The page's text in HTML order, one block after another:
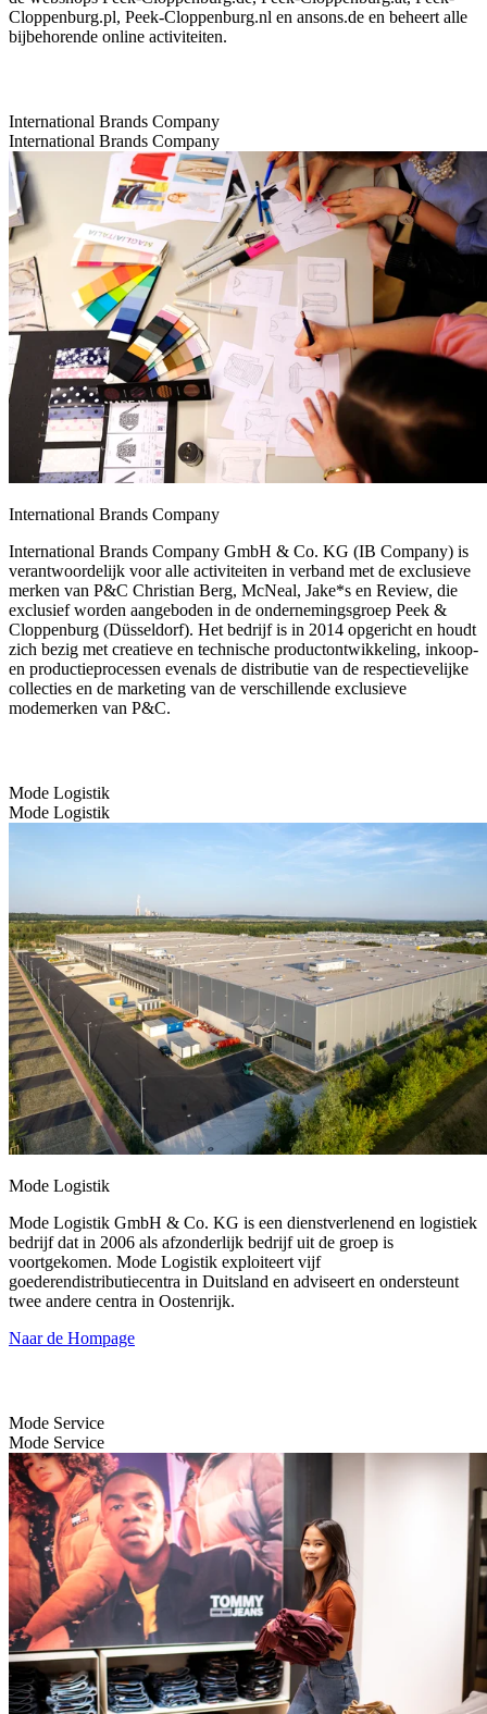
Cloppenburg.pl, Peek-Cloppenburg.nl en ansons.de en beheert alle
bijbehorende online activiteiten.
International Brands Company
International Brands Company
International Brands Company
International Brands Company GmbH & Co. KG (IB Company) is
verantwoordelijk voor alle activiteiten in verband met de exclusieve
merken van P&C Christian Berg, McNeal, Jake*s en Review, die
exclusief worden aangeboden in de ondernemingsgroep Peek &
Cloppenburg (Düsseldorf). Het bedrijf is in 2014 opgericht en houdt
zich bezig met creatieve en technische productontwikkeling, inkoop-
en productieprocessen evenals de distributie van de respectievelijke
collecties en de marketing van de verschillende exclusieve
modemerken van P&C.
Mode Logistik
Mode Logistik
Mode Logistik
Mode Logistik GmbH & Co. KG is een dienstverlenend en logistiek
bedrijf dat in 2006 als afzonderlijk bedrijf uit de groep is
voortgekomen. Mode Logistik exploiteert vijf
goederendistributiecentra in Duitsland en adviseert en ondersteunt
twee andere centra in Oostenrijk.
Naar de Hompage
Mode Service
Mode Service